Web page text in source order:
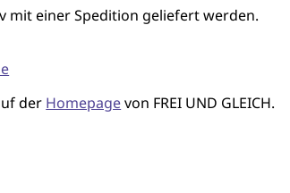
mit einer Spedition geliefert werden.
der Homepagevon FREI UND GLEICH.